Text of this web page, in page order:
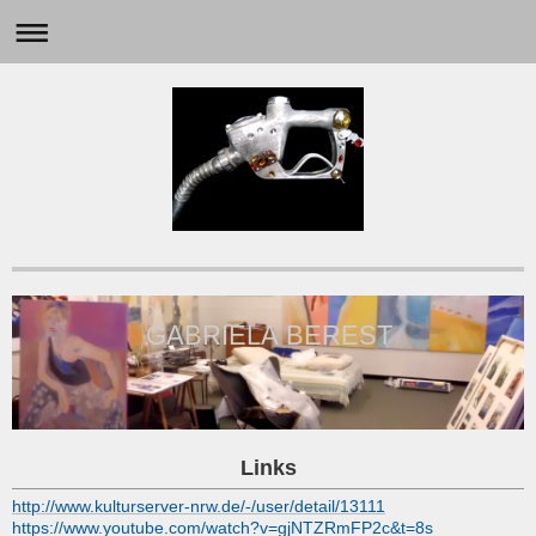
GABRIELA BEREST
Links
http://www.kulturserver-nrw.de/-/user/detail/13111
https://www.youtube.com/watch?v=gjNTZRmFP2c&t=8s